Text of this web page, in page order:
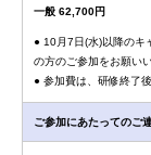
一般 62,700円
● 10月7日(水)以降のキ
の方のご参加をお願い
● 参加費は、研修終了
ご参加にあたってのご